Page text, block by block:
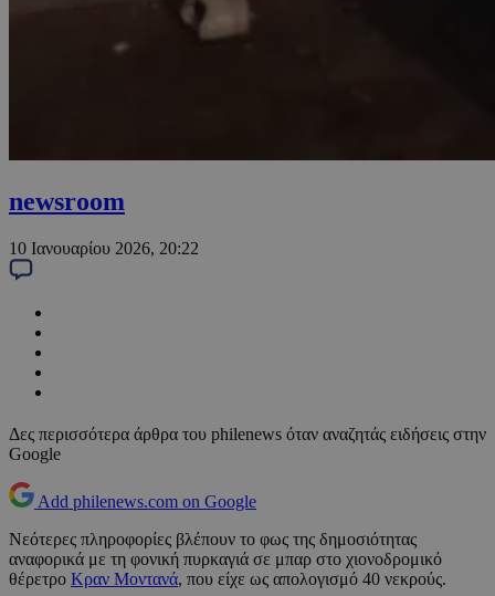
newsroom
10 Ιανουαρίου 2026, 20:22
Δες περισσότερα άρθρα του philenews όταν αναζητάς ειδήσεις στην
Google
Add philenews.com on Google
Νεότερες πληροφορίες βλέπουν το φως της δημοσιότητας
αναφορικά με τη φονική πυρκαγιά σε μπαρ στο χιονοδρομικό
θέρετρο Κραν Μοντανά, που είχε ως απολογισμό 40 νεκρούς.